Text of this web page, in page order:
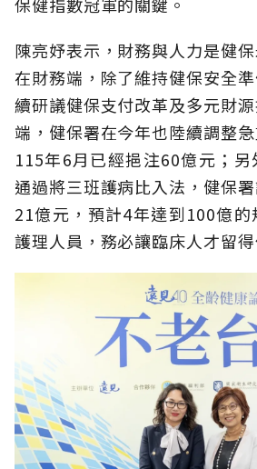
陳亮妤表示，財務與人力是健
在財務端，除了維持健保安全
續研議健保支付改革及多元財
端，健保署在今年也陸續調整
115年6月已經挹注60億元；
通過將三班護病比入法，健保
21億元，預計4年達到100億
護理人員，務必讓臨床人才留得